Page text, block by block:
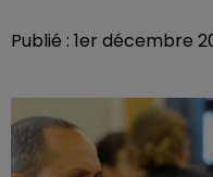
Publié : 1er décembre